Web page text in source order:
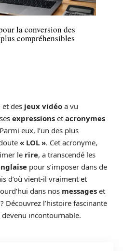
la conversion des
compréhensibles
et des jeux vidéo a vu
expressions et acronymes
eux, l’un des plus
« LOL ». Cet acronyme,
le rire, a transcendé les
pour s’imposer dans de
d’où vient-il vraiment et
dans nos messages et
? Découvrez l’histoire fascinante
devenu incontournable.